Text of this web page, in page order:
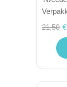
21.50